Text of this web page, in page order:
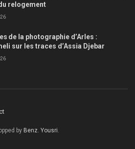
relogement
de la photographie d’Arles :
sur les traces d’Assia Djebar
by Benz. Yousri.